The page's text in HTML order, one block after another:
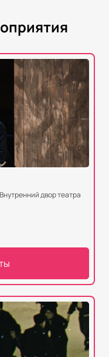
Внутренний двор театра